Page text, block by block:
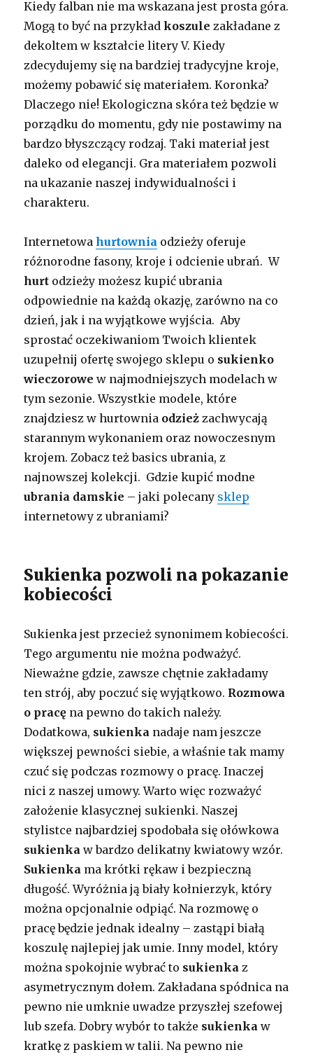
Kiedy falban nie ma wskazana jest prosta góra.
Mogą to być na przykładkoszule zakładane z
dekoltem w kształcie litery V. Kiedy
zdecydujemy się na bardziej tradycyjne kroje,
możemy pobawić się materiałem. Koronka?
Dlaczego nie! Ekologiczna skóra też będzie w
porządku do momentu, gdy nie postawimy na
bardzo błyszczący rodzaj. Taki materiał jest
daleko od elegancji. Gra materiałem pozwoli
na ukazanie naszej indywidualności i
charakteru.
Internetowahurtownia odzieży oferuje
różnorodne fasony, kroje i odcienie ubrań. W
hurt odzieży możesz kupić ubrania
odpowiednie na każdą okazję, zarówno na co
dzień, jak i na wyjątkowe wyjścia. Aby
sprostać oczekiwaniom Twoich klientek
uzupełnij ofertę swojego sklepu o sukienko
wieczorowe w najmodniejszych modelach w
tym sezonie. Wszystkie modele, które
znajdziesz w hurtownia odzież zachwycają
starannym wykonaniem oraz nowoczesnym
krojem. Zobacz też basics ubrania, z
najnowszej kolekcji. Gdzie kupić modne
ubrania damskie – jaki polecany sklep
internetowy z ubraniami?
Sukienka pozwoli na pokazanie
kobiecości
Sukienka jest przecież synonimem kobiecości.
Tego argumentu nie można podważyć.
Nieważne gdzie, zawsze chętnie zakładamy
ten strój, aby poczuć się wyjątkowo. Rozmowa
o pracę na pewno do takich należy.
Dodatkowa, sukienka nadaje nam jeszcze
większej pewności siebie, a właśnie tak mamy
czuć się podczas rozmowy o pracę. Inaczej
nici z naszej umowy. Warto więc rozważyć
założenie klasycznej sukienki. Naszej
stylistce najbardziej spodobała się ołówkowa
sukienka w bardzo delikatny kwiatowy wzór.
Sukienka ma krótki rękaw i bezpieczną
długość. Wyróżnia ją biały kołnierzyk, który
można opcjonalnie odpiąć. Na rozmowę o
pracę będzie jednak idealny – zastąpi białą
koszulę najlepiej jak umie. Inny model, który
można spokojnie wybrać to sukienka z
asymetrycznym dołem. Zakładana spódnica na
pewno nie umknie uwadze przyszłej szefowej
lub szefa. Dobry wybór to także sukienka w
kratkę z paskiem w talii. Na pewno nie